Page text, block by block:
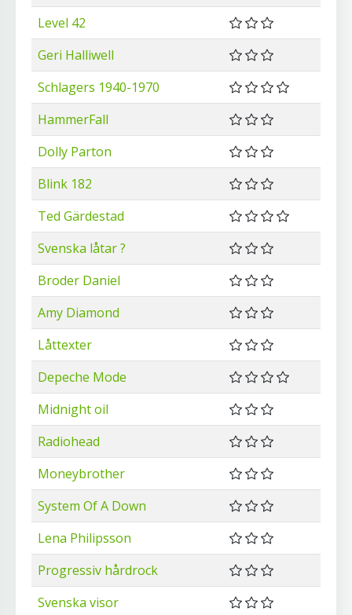
Level 42
Geri Halliwell
Schlagers 1940-1970
HammerFall
Dolly Parton
Blink 182
Ted Gärdestad
Svenska låtar ?
Broder Daniel
Amy Diamond
Låttexter
Depeche Mode
Midnight oil
Radiohead
Moneybrother
System Of A Down
Lena Philipsson
Progressiv hårdrock
Svenska visor